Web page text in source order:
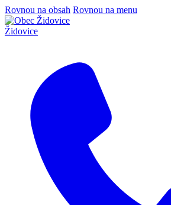
Rovnou na obsah Rovnou na menu
Židovice